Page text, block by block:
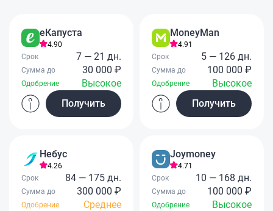
еКапуста
4.90
Срок
7 — 21 дн.
Сумма до 30 000 ₽
Одобрение
Высокое
Получить
MoneyMan
4.91
Срок
5 — 126 дн.
Сумма до 100 000 ₽
Одобрение
Высокое
Получить
Небус
4.26
Срок
84 — 175 дн.
Сумма до 300 000 ₽
Одобрение
Среднее
Joymoney
4.71
Срок
10 — 168 дн.
Сумма до 100 000 ₽
Одобрение
Высокое